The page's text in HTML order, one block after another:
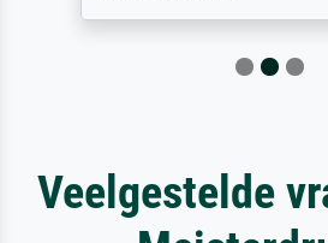
Veelgestelde